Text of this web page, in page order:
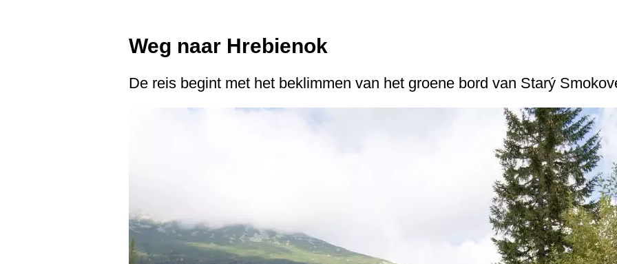
Weg naar Hrebienok
De reis begint met het beklimmen van het groene bord van Starý